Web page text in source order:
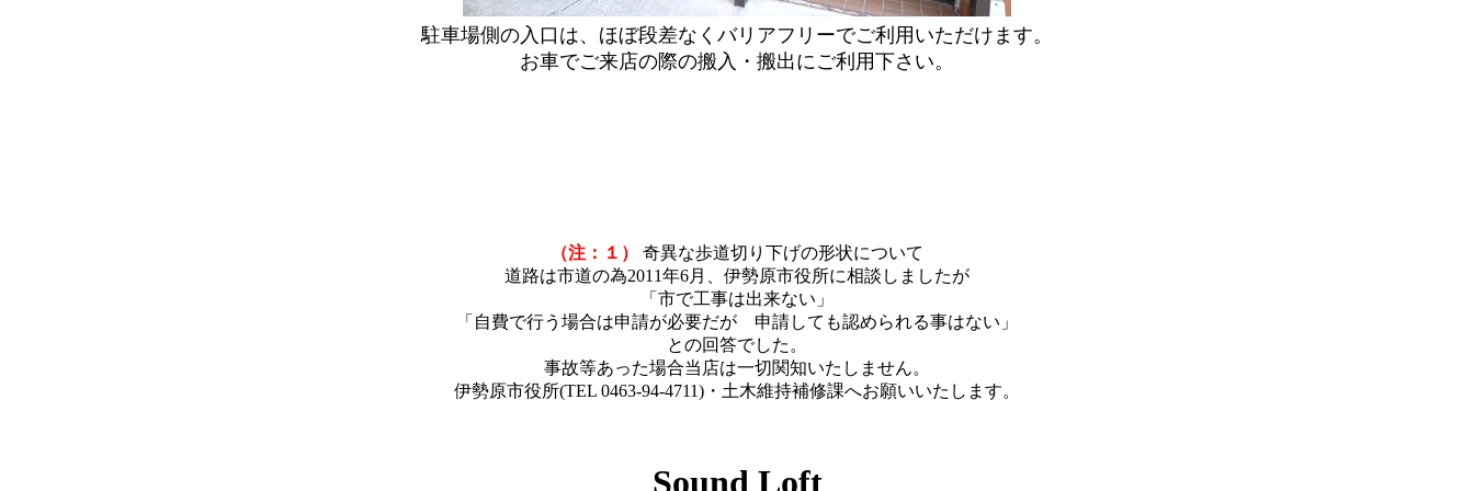
駐車場側の入口は、ほぼ段差なくバリアフリーでご利用いただけます。
お車でご来店の際の搬入・搬出にご利用下さい。
（注：１）
奇異な歩道切り下げの形状について
道路は市道の為2011年6月、伊勢原市役所に相談しましたが
「市で工事は出来ない」
「自費で行う場合は申請が必要だが 申請しても認められる事はない」
との回答でした。
事故等あった場合当店は一切関知いたしません。
伊勢原市役所(TEL 0463-94-4711) ・土木維持補修課へお願いいたします。
Sound Loft